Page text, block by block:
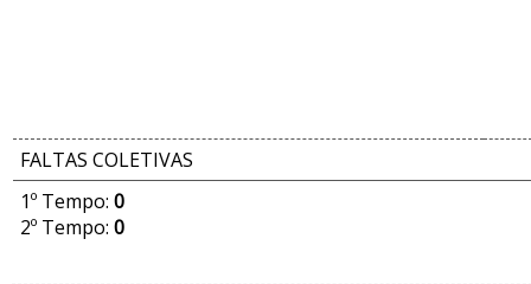
FALTAS COLETIVAS
1º Tempo: 0
2º Tempo: 0